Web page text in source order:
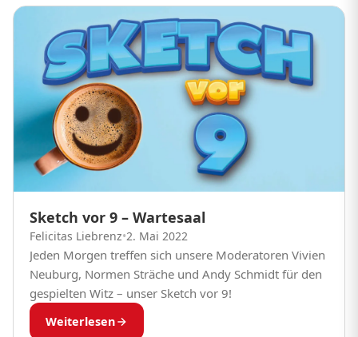
Sketch vor 9 – Wartesaal
Felicitas Liebrenz•2. Mai 2022
Jeden Morgen treffen sich unsere Moderatoren Vivien
Neuburg, Normen Sträche und Andy Schmidt für den
gespielten Witz – unser Sketch vor 9!
Weiterlesen